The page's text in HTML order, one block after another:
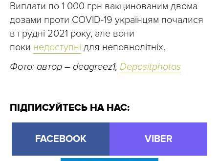
Виплати по 1 000 грн вакцинованим двома
дозами проти COVID-19 українцям почалися
в грудні 2021 року, але вони
поки недоступні для неповнолітніх.
Фото: автор – deagreez1, Depositphotos
ПІДПИСУЙТЕСЬ НА НАС:
FACEBOOK VIBER